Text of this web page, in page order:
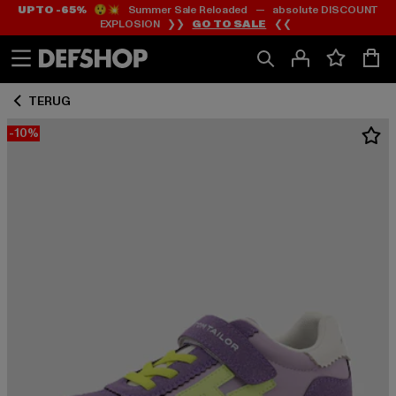
Ga
naar
Ga
naar
UP TO -65%😲💥 Summer Sale Reloaded — absolute DISCOUNT
EXPLOSION ❯❯ GO TO SALE ❮❮
TERUG
-10%